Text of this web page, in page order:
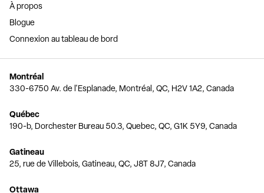
À propos
Blogue
Connexion au tableau de bord
Montréal
330-6750 Av. de l'Esplanade, Montréal, QC, H2V 1A2, Canada
Québec
190-b, Dorchester Bureau 50.3, Quebec, QC, G1K 5Y9, Canada
Gatineau
25, rue de Villebois, Gatineau, QC, J8T 8J7, Canada
Ottawa